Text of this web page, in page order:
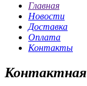
Главная
Новости
Доставка
Оплата
Контакты
Контактная